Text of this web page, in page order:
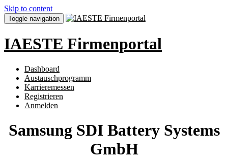
Skip to content
Toggle navigation
IAESTE Firmenportal
Dashboard
Austauschprogramm
Karrieremessen
Registrieren
Anmelden
Samsung SDI Battery Systems
GmbH